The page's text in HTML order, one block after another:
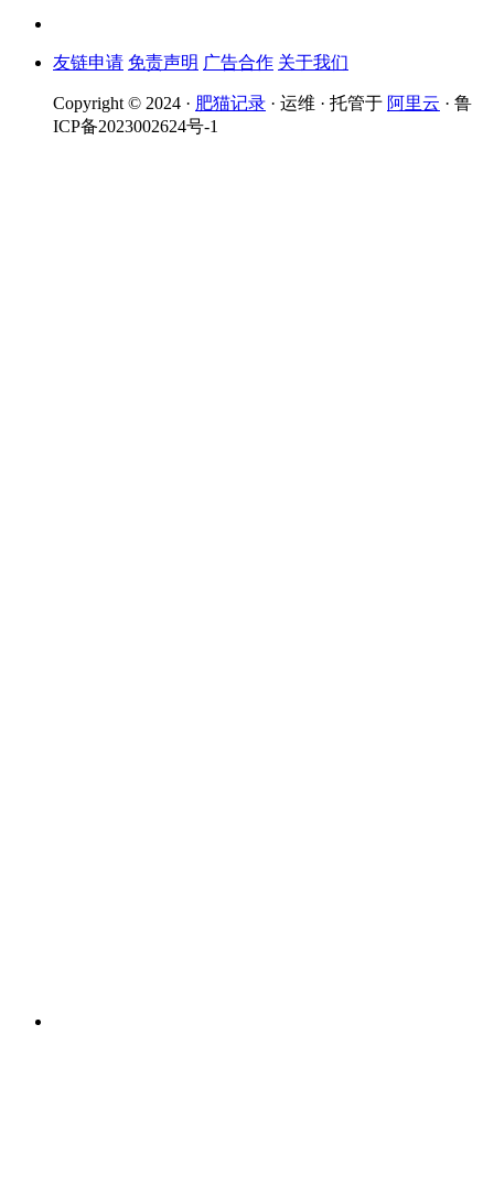
友链申请 免责声明 广告合作 关于我们
Copyright © 2024 · 肥猫记录 · 运维 · 托管于 阿里云 · 鲁
ICP备2023002624号-1